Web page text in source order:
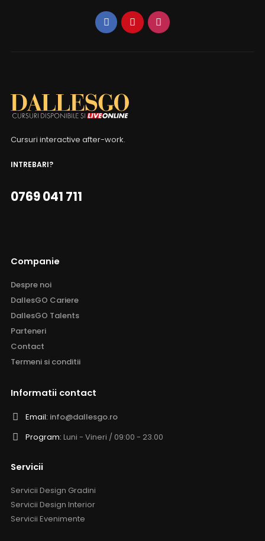
Cursuri interactive after-work.
INTREBARI?
0769 041 711
Companie
Despre noi
DallesGO Cariere
DallesGO Talents
Parteneri
Contact
Termeni si conditii
Informatii contact
Email: info@dallesgo.ro
Program: Luni - Vineri / 09:00 - 23.00
Servicii
Servicii Design Gradini
Servicii Design Interior
Servicii Evenimente